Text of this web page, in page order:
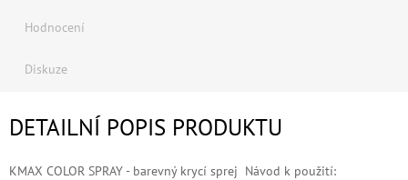
Hodnocení
Diskuze
DETAILNÍ POPIS PRODUKTU
KMAX COLOR SPRAY - barevný krycí sprej Návod k použití: